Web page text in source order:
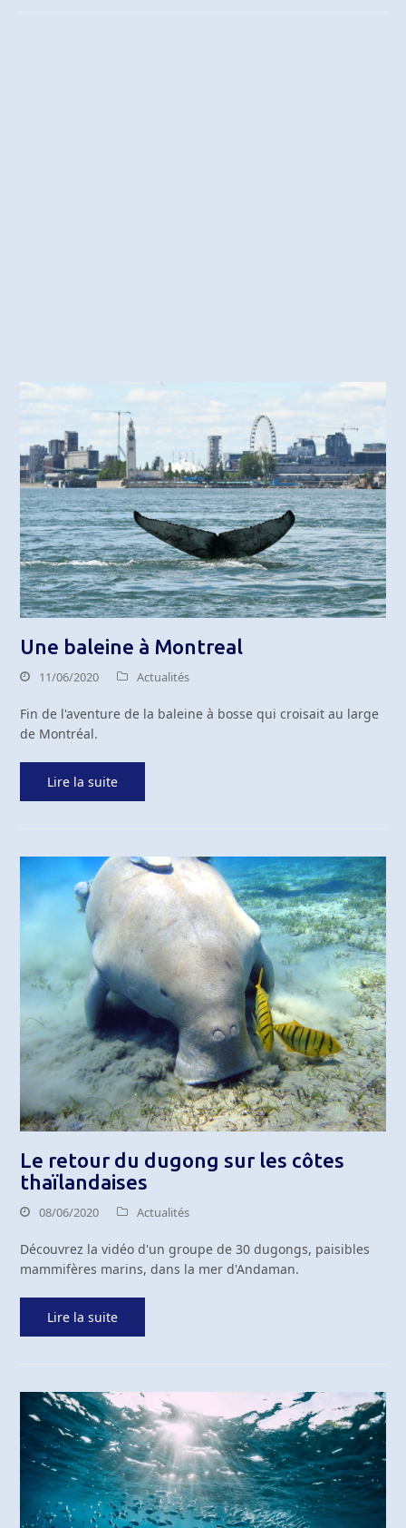
Une baleine à Montreal
11/06/2020 Actualités
Fin de l'aventure de la baleine à bosse qui croisait au large
de Montréal.
Lire la suite
Le retour du dugong sur les côtes
thaïlandaises
08/06/2020 Actualités
Découvrez la vidéo d'un groupe de 30 dugongs, paisibles
mammifères marins, dans la mer d'Andaman.
Lire la suite